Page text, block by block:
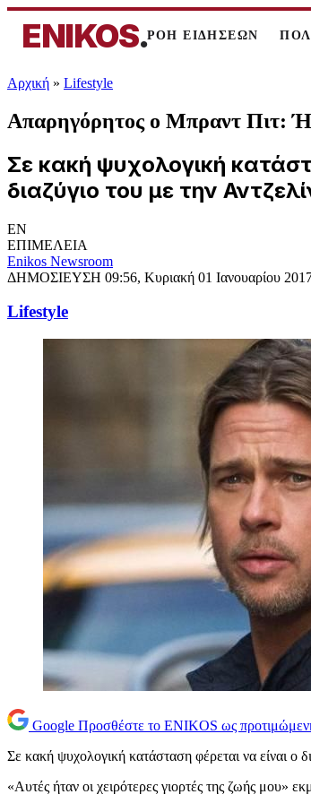
ENIKOS.ΡΟΗ ΕΙΔΗΣΕΩΝ
Αρχική » Lifestyle
Απαρηγόρητος ο Μπραντ Πιτ:
Σε κακή ψυχολογική
διαζύγιο του με την
EN
ΕΠΙΜΕΛΕΙΑ
Enikos Newsroom
ΔΗΜΟΣΙΕΥΣΗ 09:56, Κυριακή 01 Ιανουαρίου
Lifestyle
Google Προσθέστε το ENIKOS ως
Σε κακή ψυχολογική κατάσταση φέρεται να είναι ο
«Αυτές ήταν οι χειρότερες γιορτές της ζωής μου»